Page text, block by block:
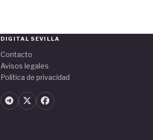
DIGITAL SEVILLA
Contacto
Avisos legales
Política de privacidad